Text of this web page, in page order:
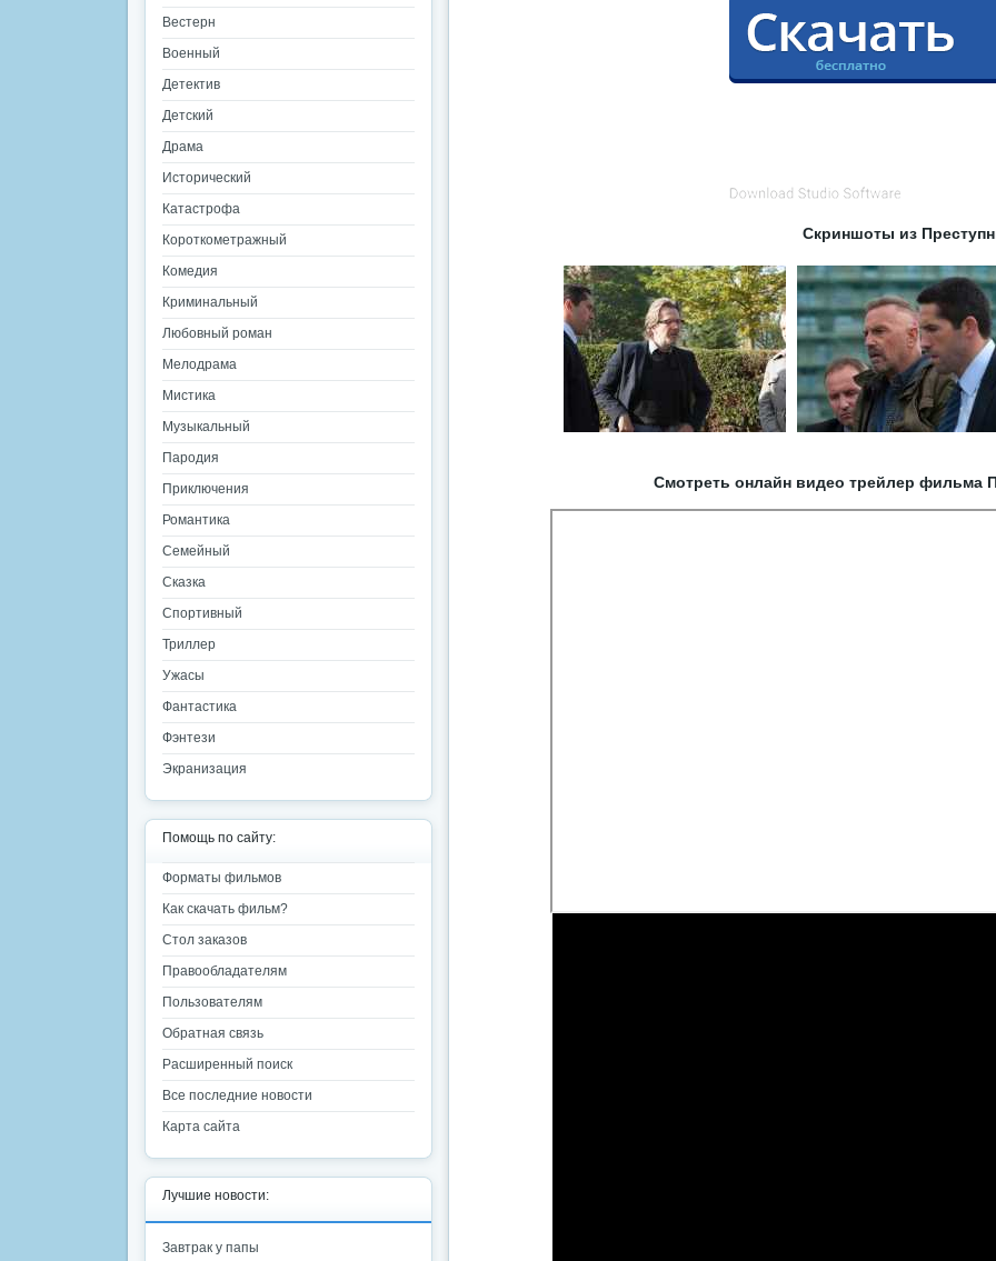
Скриншоты из
Смотреть онлайн видео трейлер фильма
Вестерн
Военный
Детектив
Детский
Драма
Исторический
Катастрофа
Короткометражный
Комедия
Криминальный
Любовный роман
Мелодрама
Мистика
Музыкальный
Пародия
Приключения
Романтика
Семейный
Сказка
Спортивный
Триллер
Ужасы
Фантастика
Фэнтези
Экранизация
Помощь по сайту:
Форматы фильмов
Как скачать фильм?
Стол заказов
Правообладателям
Пользователям
Обратная связь
Расширенный поиск
Все последние новости
Карта сайта
Лучшие новости:
Завтрак у папы